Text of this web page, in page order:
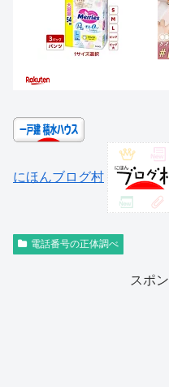
にほんブログ村
電話番号の正体調べ
スポ